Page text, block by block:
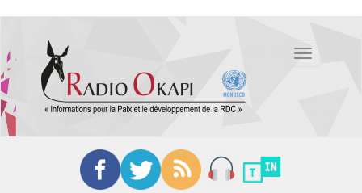
contenu
principal
Toggle